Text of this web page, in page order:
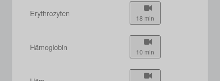
Erythrozyten 18 min
Hämoglobin 10 min